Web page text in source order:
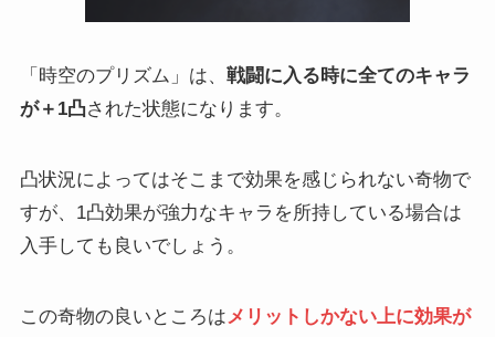
「時空のプリズム」は、 戦闘に入る時に全てのキャラ
が＋1凸された状態になります。
凸状況によってはそこまで効果を感じられない奇物で
すが、1凸効果が強力なキャラを所持している場合は
入手しても良いでしょう。
この奇物の良いところは メリットしかない上に効果が